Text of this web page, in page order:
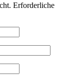
Erforderliche